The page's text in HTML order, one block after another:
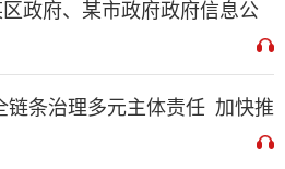
区政府、某市政府政府信息公
链条治理多元主体责任 加快推